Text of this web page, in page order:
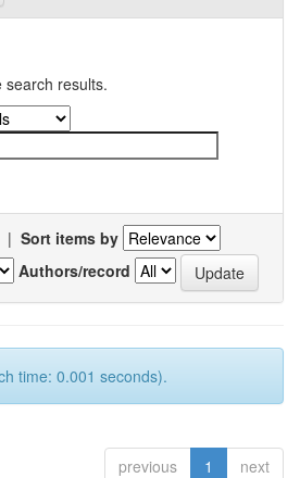
search results.
| Sort items by
Authors/record
time: 0.001 seconds).
previous 1 next